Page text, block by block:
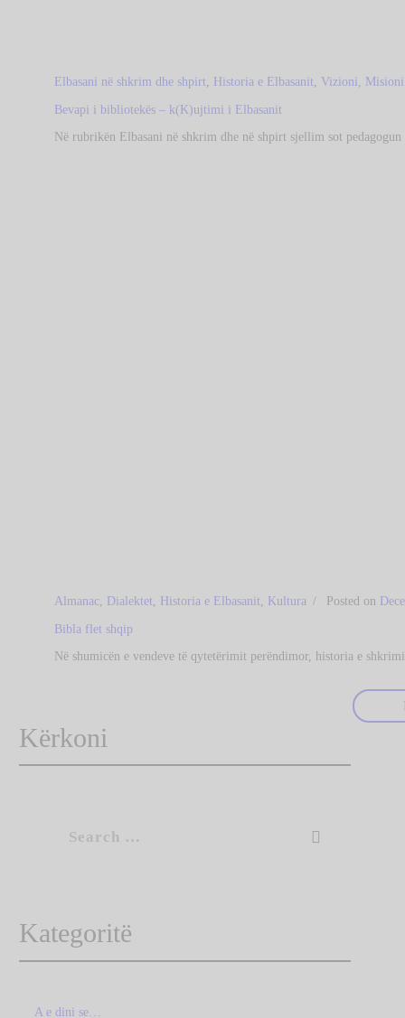
Elbasani në shkrim dhe shpirt, Historia e Elbasanit, Vizioni,
Bevapi i bibliotekës – k(K)ujtimi i Elbasanit
Në rubrikën Elbasani në shkrim dhe në shpirt sjellim sot
Almanac Dialektet Historia e Elbasanit Kultura Posted on
Bibla flet shqip
Në shumicën e vendeve të qytetërimit perëndimor, historia e
Kërkoni
Kategoritë
A e dini se…